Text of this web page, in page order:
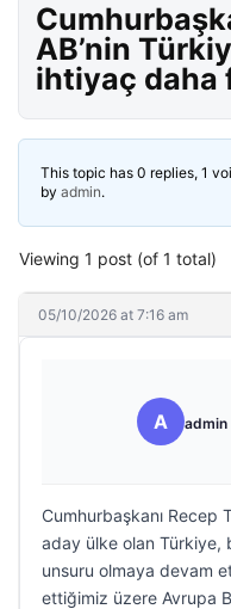
AB’nin
ihtiyaç daha
This topic has 0 replies, 1
by admin.
Viewing 1 post (of 1 total)
05/10/2026 at 7:16 am
A admin
Cumhurbaşkanı Recep
aday ülke olan Türkiye,
unsuru olmaya devam
ettiğimiz üzere Avrupa